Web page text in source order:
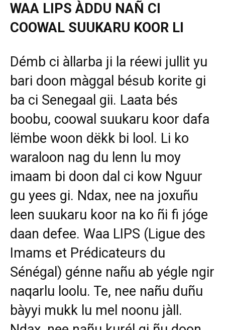
WAA LIPS ÀDDU NAÑ CI
COOWAL SUUKARU KOOR LI
Démb ci àllarba ji la réewi jullit yu
bari doon màggal bésub korite gi
ba ci Senegaal gii. Laata bés
boobu, coowal suukaru koor dafa
lëmbe woon dëkk bi lool. Li ko
waraloon nag du lenn lu moy
imaam bi doon dal ci kow Nguur
gu yees gi. Ndax, nee na joxuñu
leen suukaru koor na ko ñi fi jóge
daan defee. Waa LIPS (Ligue des
Imams et Prédicateurs du
Sénégal) génne nañu ab yégle ngir
naqarlu loolu. Te, nee nañu duñu
bàyyi mukk lu mel noonu jàll.